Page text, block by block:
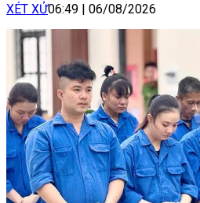
XÉT XỬ06:49 | 06/08/2026